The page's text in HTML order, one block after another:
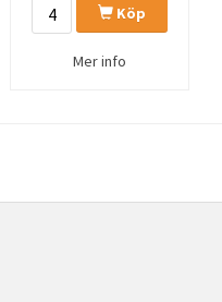
Köp
Mer info